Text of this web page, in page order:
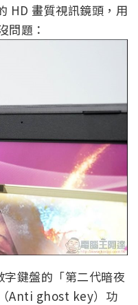
HD 畫質視訊鏡頭，用
問題：
鍵盤的「第二代暗夜
Anti ghost key）功